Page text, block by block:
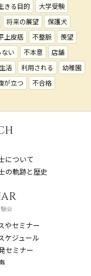
きる目的
大学受験
将来の展望
保護犬
上皮癌 不整脈
羨望
ない 不本意
店舗
活 利用される
幼稚園
が立つ
不合格
について
の軌跡と歴史
会
やセミナー
ケジュール
セミナー